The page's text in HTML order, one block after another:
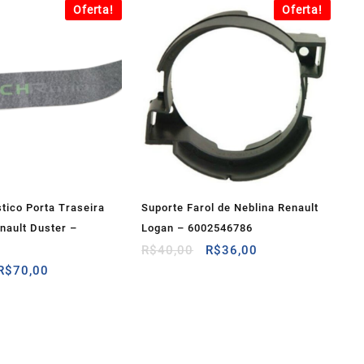
Oferta!
Porta Traseira
Duster –
70,00
Oferta!
Suporte Farol de Neblina Renault
Logan – 6002546786
R$40,00
O
R$36,00